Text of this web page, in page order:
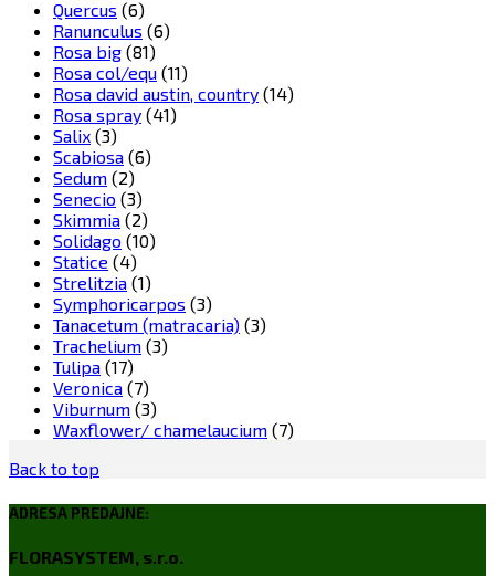
Quercus (6)
Ranunculus (6)
Rosa big (81)
Rosa col/equ (11)
Rosa david austin, country (14)
Rosa spray (41)
Salix (3)
Scabiosa (6)
Sedum (2)
Senecio (3)
Skimmia (2)
Solidago (10)
Statice (4)
Strelitzia (1)
Symphoricarpos (3)
Tanacetum (matracaria) (3)
Trachelium (3)
Tulipa (17)
Veronica (7)
Viburnum (3)
Waxflower/ chamelaucium (7)
Back to top
ADRESA PREDAJNE:
FLORASYSTEM, s.r.o.